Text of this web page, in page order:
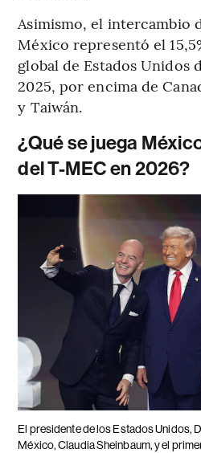
Asimismo, el intercambio
México representó el
global de Estados Unidos
2025, por encima de
y Taiwán.
¿Qué se juega
del T-MEC en 2026?
El presidente de los Estados Unidos,
México, Claudia Sheinbaum, y el